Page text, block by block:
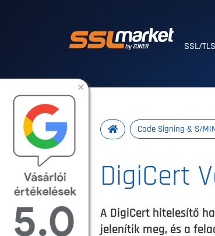
SSL/
Code Signing & S/
DigiCert
A DigiCert hitelesítő
jelenítik meg, és a
×